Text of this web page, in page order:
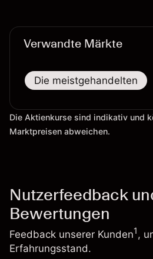
Verwandte Märkte
Die meistgehandelten
Die Aktienkurse sind indikativ und
Marktpreisen abweichen.
Nutzerfeedback
Bewertungen
Feedback unserer Kunden1,
Erfahrungsstand.